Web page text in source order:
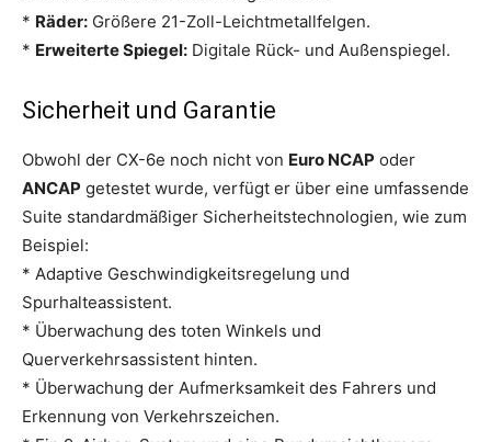
* Räder: Größere 21-Zoll-Leichtmetallfelgen.
* Erweiterte Spiegel: Digitale Rück- und Außenspiegel.
Sicherheit und Garantie
Obwohl der CX-6e noch nicht von Euro NCAP oder
ANCAP getestet wurde, verfügt er über eine umfassende
Suite standardmäßiger Sicherheitstechnologien, wie zum
Beispiel:
* Adaptive Geschwindigkeitsregelung und
Spurhalteassistent.
* Überwachung des toten Winkels und
Querverkehrsassistent hinten.
* Überwachung der Aufmerksamkeit des Fahrers und
Erkennung von Verkehrszeichen.